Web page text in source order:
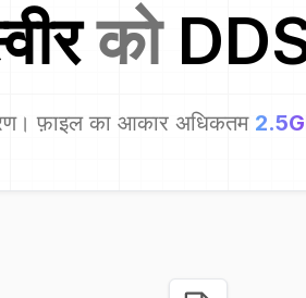
को
फ़ाइल का आकार अधिकतम